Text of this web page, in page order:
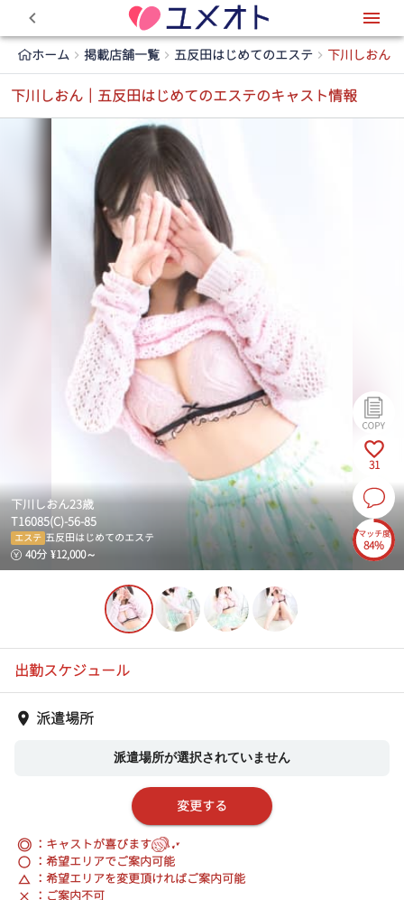
ホーム 掲載店舗一覧 五反田はじめてのエステ 下川しおん
下川しおん｜五反田はじめてのエステのキャスト情報
31
マッチ度
84%
下川しおん23歳
T16085(C)-56-85
エステ 五反田はじめてのエステ
40分 ¥12,000～
出勤スケジュール
派遣場所
派遣場所が選択されていません
変更する
◎ ：キャストが喜びます
：希望エリアでご案内可能
：希望エリアを変更頂ければご案内可能
：ご案内不可